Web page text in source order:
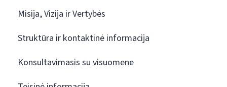
Misija, Vizija ir Vertybės
Struktūra ir kontaktinė informacija
Konsultavimasis su visuomene